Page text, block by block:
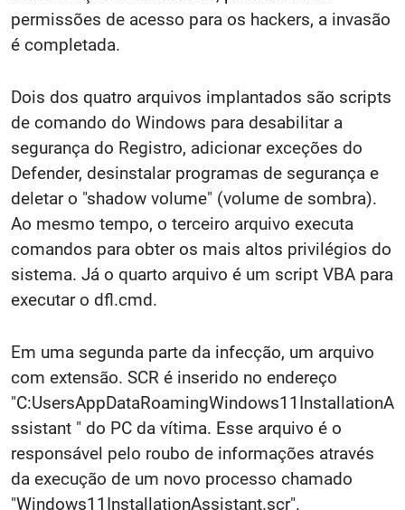
permissões de acesso para os hackers, a invasão
é completada.
Dois dos quatro arquivos implantados são scripts
de comando do Windows para desabilitar a
segurança do Registro, adicionar exceções do
Defender, desinstalar programas de segurança e
deletar o "shadow volume" (volume de sombra).
Ao mesmo tempo, o terceiro arquivo executa
comandos para obter os mais altos privilégios do
sistema. Já o quarto arquivo é um script VBA para
executar o dfl.cmd.
Em uma segunda parte da infecção, um arquivo
com extensão. SCR é inserido no endereço
"C:UsersAppDataRoamingWindows11InstallationA
ssistant " do PC da vítima. Esse arquivo é o
responsável pelo roubo de informações através
da execução de um novo processo chamado
"Windows11InstallationAssistant.scr".